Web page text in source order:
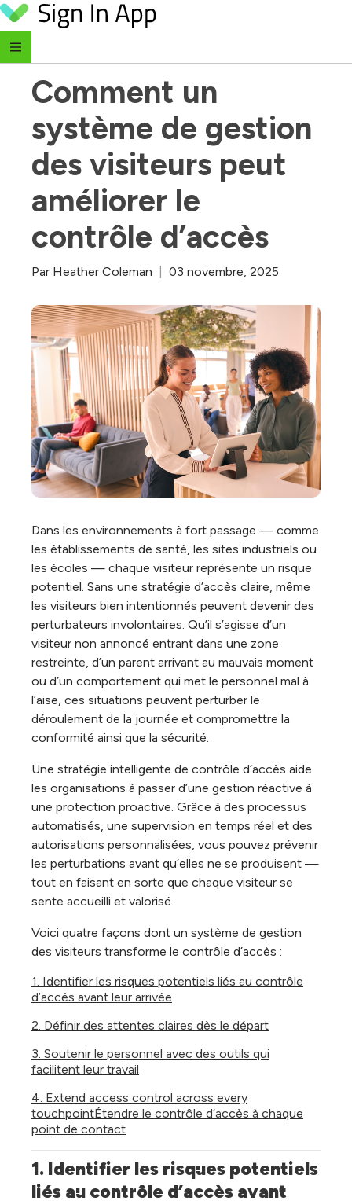
Skip to content
Comment un
système de gestion
des visiteurs peut
améliorer le
contrôle d’accès
Par Heather Coleman 03 novembre, 2025
Dans les environnements à fort passage — comme
les établissements de santé, les sites industriels ou
les écoles — chaque visiteur représente un risque
potentiel. Sans une stratégie d’accès claire, même
les visiteurs bien intentionnés peuvent devenir des
perturbateurs involontaires. Qu’il s’agisse d’un
visiteur non annoncé entrant dans une zone
restreinte, d’un parent arrivant au mauvais moment
ou d’un comportement qui met le personnel mal à
l’aise, ces situations peuvent perturber le
déroulement de la journée et compromettre la
conformité ainsi que la sécurité.
Une stratégie intelligente de contrôle d’accès aide
les organisations à passer d’une gestion réactive à
une protection proactive. Grâce à des processus
automatisés, une supervision en temps réel et des
autorisations personnalisées, vous pouvez prévenir
les perturbations avant qu’elles ne se produisent —
tout en faisant en sorte que chaque visiteur se
sente accueilli et valorisé.
Voici quatre façons dont un système de gestion
des visiteurs transforme le contrôle d’accès :
1. Identifier les risques potentiels liés au contrôle
d’accès avant leur arrivée
2. Définir des attentes claires dès le départ
3. Soutenir le personnel avec des outils qui
facilitent leur travail
4. Extend access control across every
touchpointÉtendre le contrôle d’accès à chaque
point de contact
1. Identifier les risques potentiels
liés au contrôle d’accès avant